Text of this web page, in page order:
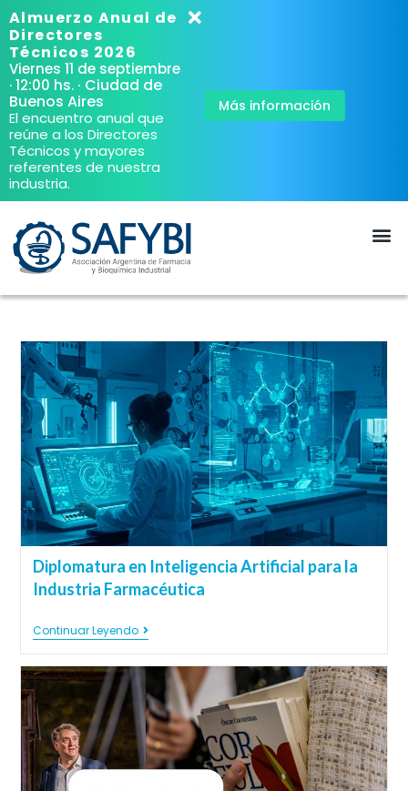
Almuerzo Anual de
Directores
Técnicos 2026
Viernes 11 de septiembre
· 12:00 hs. · Ciudad de
Buenos Aires
El encuentro anual que
reúne a los Directores
Técnicos y mayores
referentes de nuestra
industria.
Más información
Diplomatura en Inteligencia Artificial para la
Industria Farmacéutica
Continuar Leyendo